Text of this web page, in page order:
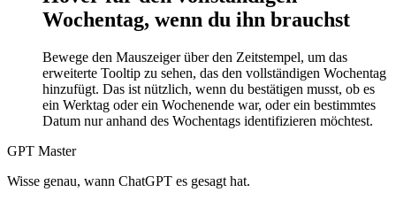
Wochentag, wenn du ihn brauchst
Bewege den Mauszeiger über den Zeitstempel, um das
erweiterte Tooltip zu sehen, das den vollständigen Wochentag
hinzufügt. Das ist nützlich, wenn du bestätigen musst, ob es
ein Werktag oder ein Wochenende war, oder ein bestimmtes
Datum nur anhand des Wochentags identifizieren möchtest.
GPT Master
Wisse genau, wann ChatGPT es gesagt hat.